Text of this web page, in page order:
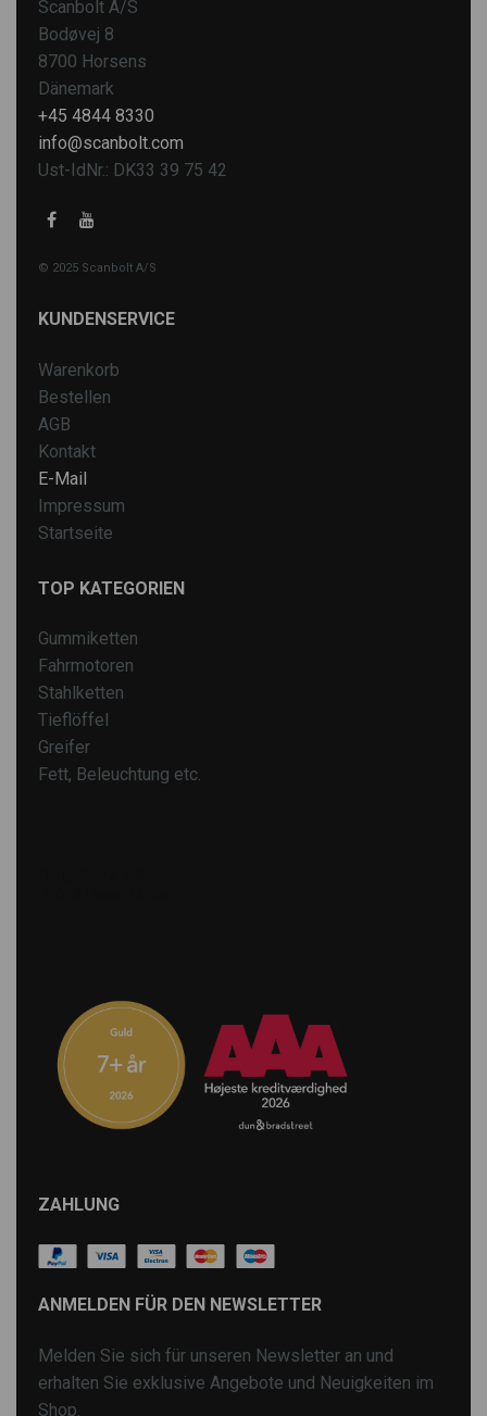
Scanbolt A/S
Bodøvej 8
8700 Horsens
Dänemark
+45 4844 8330
info@scanbolt.com
Ust-IdNr.: DK33 39 75 42
© 2025 Scanbolt A/S
KUNDENSERVICE
Warenkorb
Bestellen
AGB
Kontakt
E-Mail
Impressum
Startseite
TOP KATEGORIEN
Gummiketten
Fahrmotoren
Stahlketten
Tieflöffel
Greifer
Fett, Beleuchtung etc.
ZAHLUNG
ANMELDEN FÜR DEN NEWSLETTER
Melden Sie sich für unseren Newsletter an und
erhalten Sie exklusive Angebote und Neuigkeiten im
Shop.